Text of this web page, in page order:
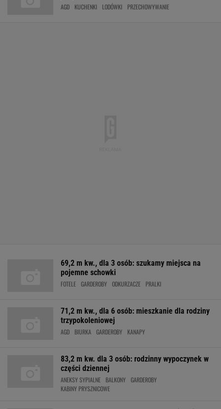
AGD KUCHENKI LODÓWKI PRZECHOWYWANIE
69,2 m kw., dla 3 osób: szukamy miejsca na
pojemne schowki
FOTELE GARDEROBY ODKURZACZE PRALKI
71,2 m kw., dla 6 osób: mieszkanie dla rodziny
trzypokoleniowej
AGD BIURKA GARDEROBY KANAPY
83,2 m kw. dla 3 osób: rodzinny wypoczynek w
części dziennej
ANEKSY SYPIALNE BALKONY GARDEROBY
KABINY PRYSZNICOWE